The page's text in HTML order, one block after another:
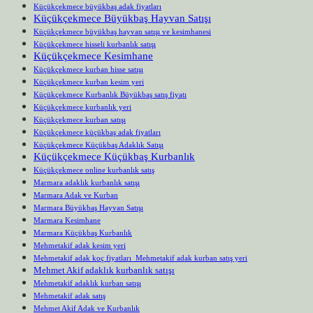
Küçükçekmece büyükbaş adak fiyatları
Küçükçekmece Büyükbaş Hayvan Satışı
Küçükçekmece büyükbaş hayvan satışı ve kesimhanesi
Küçükçekmece hisseli kurbanlık satışı
Küçükçekmece Kesimhane
Küçükçekmece kurban hisse satışı
Küçükçekmece kurban kesim yeri
Küçükçekmece Kurbanlık Büyükbaş satış fiyatı
Küçükçekmece kurbanlık yeri
Küçükçekmece kurban satışı
Küçükçekmece küçükbaş adak fiyatları
Küçükçekmece Küçükbaş Adaklık Satışı
Küçükçekmece Küçükbaş Kurbanlık
Küçükçekmece online kurbanlık satış
Marmara adaklık kurbanlık satışı
Marmara Adak ve Kurban
Marmara Büyükbaş Hayvan Satışı
Marmara Kesimhane
Marmara Küçükbaş Kurbanlık
Mehmetakif adak kesim yeri
Mehmetakif adak koç fiyatları Mehmetakif adak kurban satış yeri
Mehmet Akif adaklık kurbanlık satışı
Mehmetakif adaklık kurban satışı
Mehmetakif adak satış
Mehmet Akif Adak ve Kurbanlık